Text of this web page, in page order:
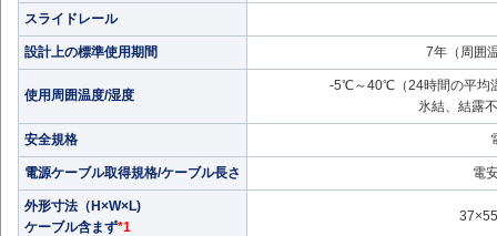
スライドレール
設計上の標準使用期間 7年（周囲
使用周囲温度/湿度
-5℃～40℃（24時間の平均
氷結、結露
安全規格
電源ケーブル取得規格/ケーブル長さ 電
外形寸法（H×W×L)
ケーブル含まず*1